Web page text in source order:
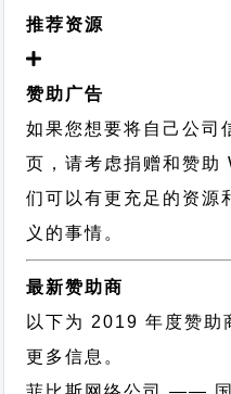
推荐资源
赞助广告
如果您想要将自己公司
页，请考虑捐赠和赞
们可以有更充足的资源
义的事情。
最新赞助商
以下为 2019 年度赞助
更多信息。